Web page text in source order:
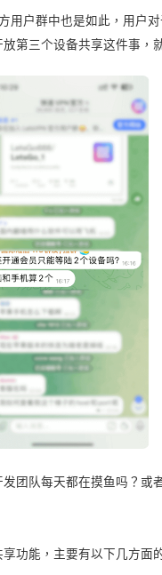
用户群中也是如此，用户
第三个设备共享这件事，
团队每天都在摸鱼吗？或
功能，主要有以下几方面